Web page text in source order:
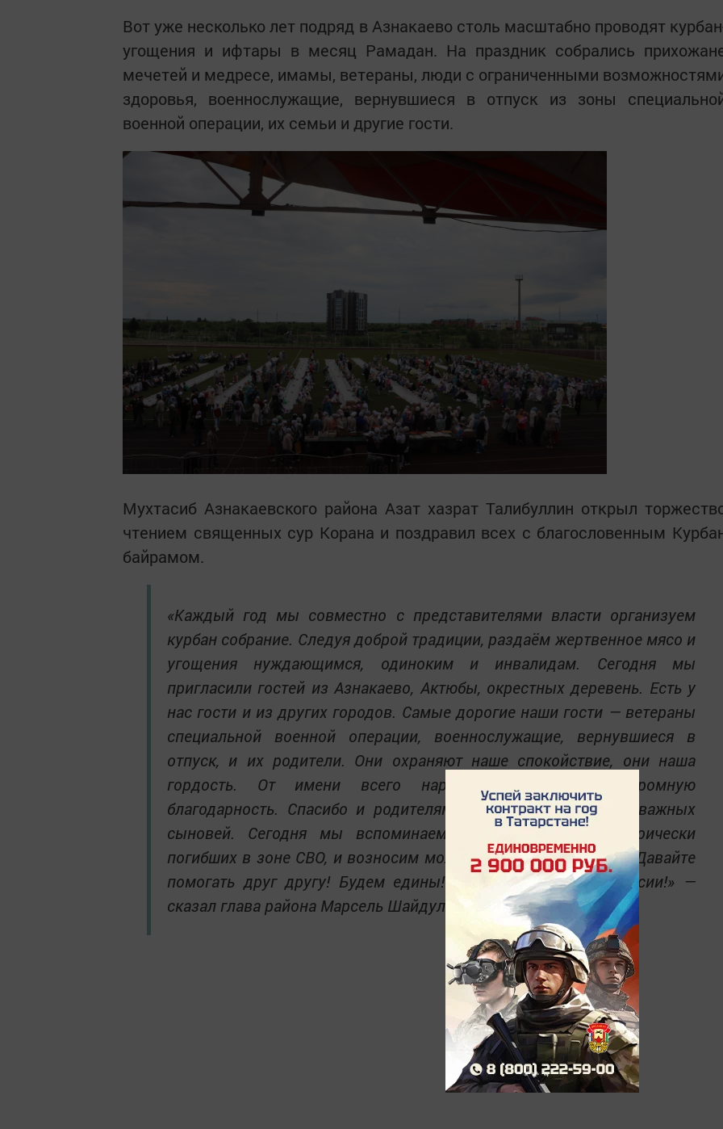
Вот уже несколько лет подряд в Азнакаево столь масштабно проводят
угощения и ифтары в месяц Рамадан. На праздник собрались
мечетей и медресе, имамы, ветераны, люди с ограниченными
здоровья, военнослужащие, вернувшиеся в отпуск из зоны
военной операции, их семьи и другие гости.
Мухтасиб Азнакаевского района Азат хазрат Талибуллин открыл
чтением священных сур Корана и поздравил всех с благословенным
байрамом.
«Каждый год мы совместно с представителями власти организуем
курбан собрание. Следуя доброй традиции, раздаём жертвенное мясо и
угощения нуждающимся, одиноким и инвалидам. Сегодня мы
пригласили гостей из Азнакаево, Актюбы, окрестных деревень. Есть у
нас гости и из других городов. Самые дорогие наши гости — ветераны
специальной военной операции, военнослужащие, вернувшиеся в
отпуск, и их родители. Они охраняют наше спокойствие, они наша
гордость. От имени всего народа выражаю им огромную
благодарность. Спасибо и родителям, воспитавшим таких отважных
сыновей. Сегодня мы вспоминаем и наших мужчин, героически
погибших в зоне СВО, и возносим молитвы за упокой их душ. Давайте
помогать друг другу! Будем едины! Жить в дружбе и согласии!» —
сказал глава района Марсель Шайдуллин.